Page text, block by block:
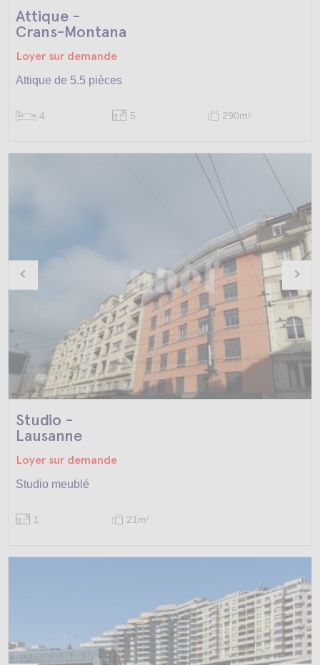
Attique -
Crans-Montana
Loyer sur demande
Attique de 5.5 pièces
4 5 290m2
Studio -
Lausanne
Loyer sur demande
Studio meublé
1 21m 2